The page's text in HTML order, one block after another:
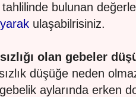
bulunan
ulaşabilrisiniz.
olan gebeler
düşüğe neden
aylarında erken